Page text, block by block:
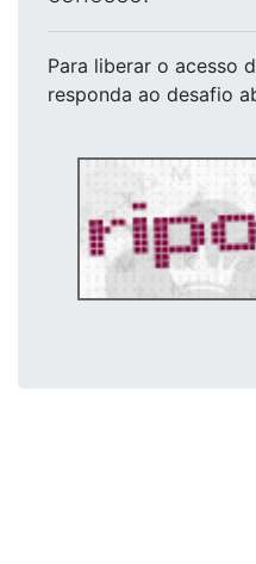
Para liberar o acesso
responda ao desafio